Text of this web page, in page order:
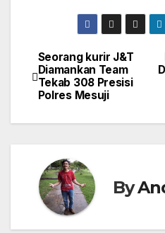
Navigasi
pos
Seorang kurir J&T
Diamankan Team
Tekab 308 Presisi
Polres Mesuji
By